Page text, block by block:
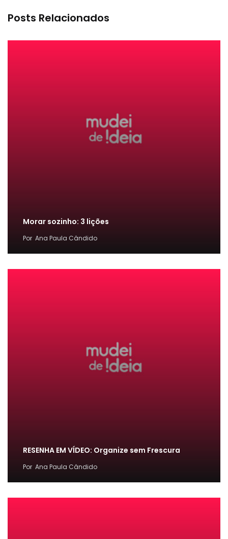
Posts Relacionados
Morar sozinho: 3 lições
Por Ana Paula Cândido
RESENHA EM VÍDEO: Organize sem Frescura
Por Ana Paula Cândido